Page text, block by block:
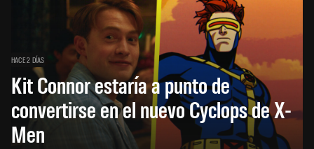
HACE 2 DÍAS
Kit Connor estaría a punto de
convertirse en el nuevo Cyclops de X-
Men